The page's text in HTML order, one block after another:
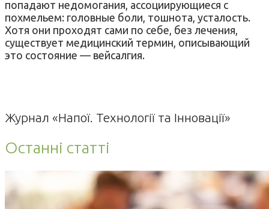
попадают недомогания, ассоциирующиеся с
похмельем: головные боли, тошнота, усталость.
Хотя они проходят сами по себе, без лечения,
существует медицинский термин, описывающий
это состояние — вейсалгия.
Журнал «Напої. Технології та Інновації»
Останні статті